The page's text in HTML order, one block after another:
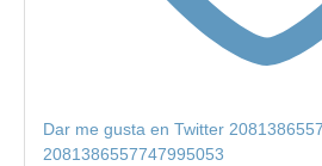
Dar me gusta en Twitter
2081386557747995053